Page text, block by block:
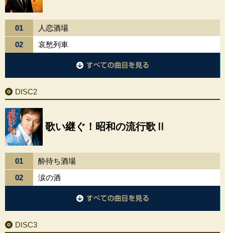
01
人恋酒場
02
哀愁列車
DISC2
歌い継ぐ！昭和の流行歌Ⅱ
01
酔待ち酒場
02
涙の酒
DISC3